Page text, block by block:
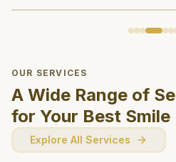
OUR SERVICES
A Wide Range of
for Your Best Smile
Explore All Services